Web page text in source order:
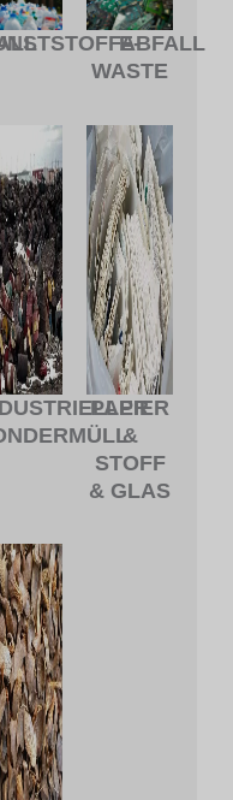
E-
WASTE
PAPIER
&
STOFF
& GLAS